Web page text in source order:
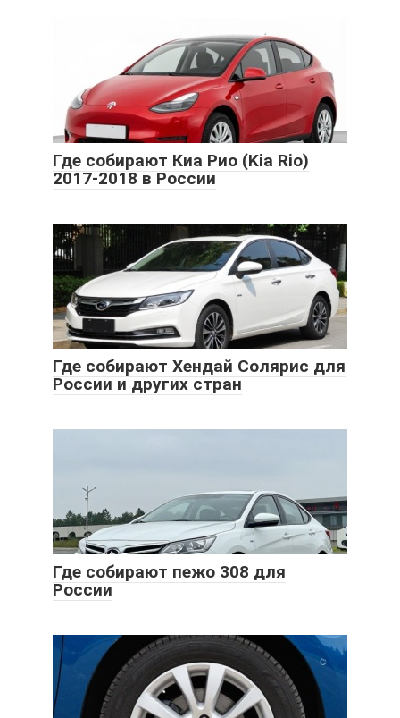
Где собирают Киа Рио (Kia Rio)
2017-2018 в России
Где собирают Хендай Солярис для
России и других стран
Где собирают пежо 308 для
России